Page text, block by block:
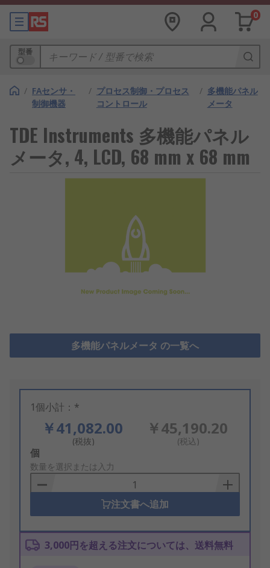
0
型番
/ FAセンサ・
制御機器
/ プロセス制御・プロセス
コントロール
/ 多機能パネル
メータ
TDE Instruments 多機能パネル
メータ, 4, LCD, 68 mm x 68 mm
多機能パネルメータ の一覧へ
1個小計：*
￥41,082.00
(税抜)
￥45,190.20
(税込)
Add
to
Basket
個
数量を選択または入力
注文書へ追加
3,000円を超える注文については、送料無料